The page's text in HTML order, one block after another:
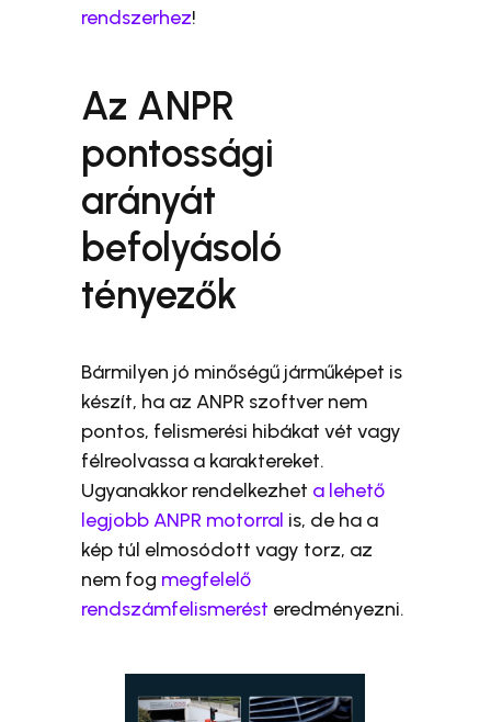
rendszerhez!
Az ANPR
pontossági
arányát
befolyásoló
tényezők
Bármilyen jó minőségű járműképet is
készít, ha az ANPR szoftver nem
pontos, felismerési hibákat vét vagy
félreolvassa a karaktereket.
Ugyanakkor rendelkezhet a lehető
legjobb ANPR motorral is, de ha a
kép túl elmosódott vagy torz, az
nem fog megfelelő
rendszámfelismerést eredményezni.